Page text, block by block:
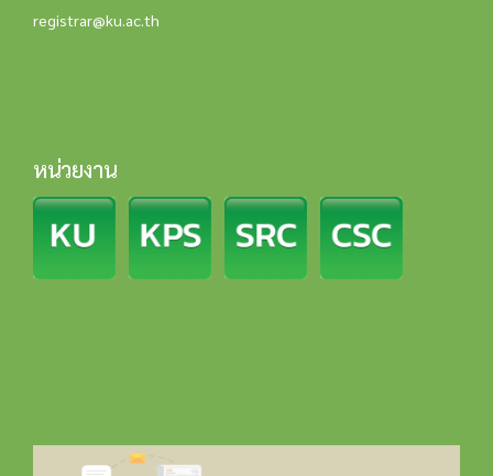
registrar@ku.ac.th
หน่วยงาน